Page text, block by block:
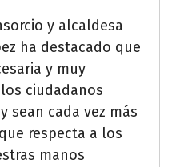
y alcaldesa
ha destacado que
y muy
ciudadanos
sean cada vez más
respecta a los
manos